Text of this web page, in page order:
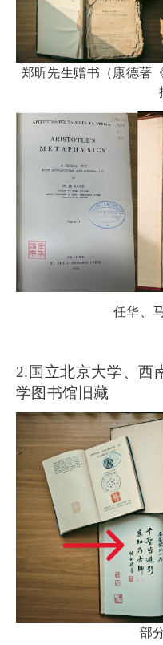
郑昕先生赠书（康德著
任华、
2.国立北京大学、西
学图书馆旧藏
部